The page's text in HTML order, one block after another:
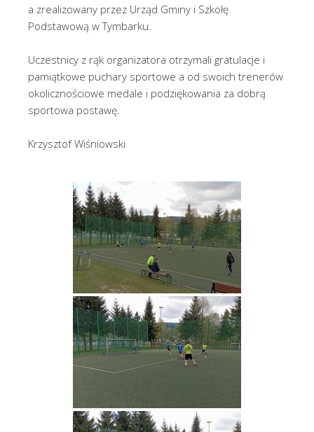
a zrealizowany przez Urząd Gminy i Szkołę
Podstawową w Tymbarku.
Uczestnicy z rąk organizatora otrzymali gratulacje i
pamiątkowe puchary sportowe a od swoich trenerów
okolicznościowe medale i podziękowania za dobrą
sportowa postawę.
Krzysztof Wiśniowski